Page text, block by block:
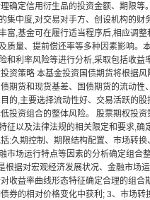
确定信用衍生品的投资金额、期限
集中度,对交易对手方、创设机构的
富,基金可在履行适当程序后,相应调
质量、提前偿还率等多种因素影响。
和利率风险等进行分析,采取包括收
资策略 本基金投资国债期货将根据
期货和现货基差、国债期货的流动
的,主要选择流动性好、交易活跃的
投资组合的整体风险。 股票期权投
征以及法律法规的相关限定和要求,
:久期控制、期限结构配置、市场转
市场运行特点等因素的分析确定组合
根据对宏观经济发展状况、金融市场
收益率曲线形态特征确定合理的组
券的相对价格变化中获利; 3、市场